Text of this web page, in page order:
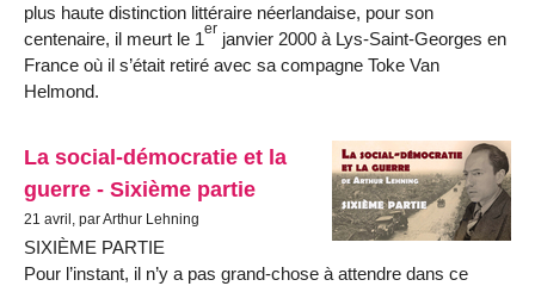
plus haute distinction littéraire néerlandaise, pour son
centenaire, il meurt le 1er janvier 2000 à Lys-Saint-Georges en
France où il s’était retiré avec sa compagne Toke Van
Helmond.
La social-démocratie et la
guerre - Sixième partie
21 avril, par Arthur Lehning
SIXIÈME PARTIE
Pour l’instant, il n’y a pas grand-chose à attendre dans ce